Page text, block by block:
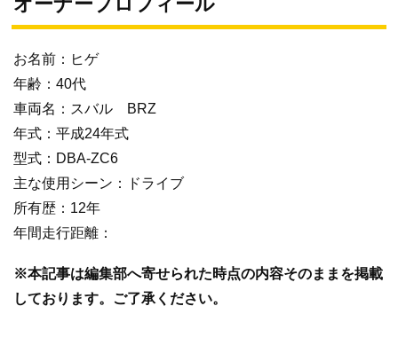
お名前：ヒゲ
年齢：40代
車両名：スバル BRZ
年式：平成24年式
型式：DBA-ZC6
主な使用シーン：ドライブ
所有歴：12年
年間走行距離：
※本記事は編集部へ寄せられた時点の内容そのままを掲載
しております。ご了承ください。